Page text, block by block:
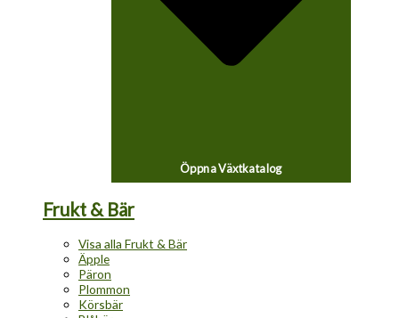
Öppna Växtkatalog
Frukt & Bär
Visa alla Frukt & Bär
Äpple
Päron
Plommon
Körsbär